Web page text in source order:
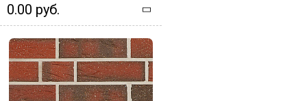
0.00 руб.